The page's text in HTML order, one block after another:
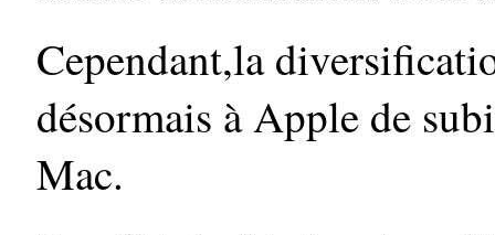
Cependant,la
désormais à Apple de
Mac.